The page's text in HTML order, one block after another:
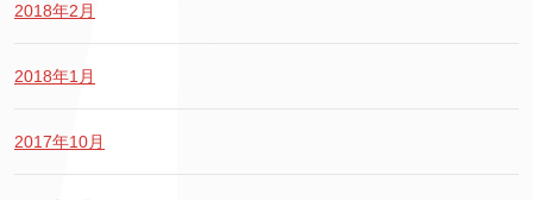
2018年2月
2018年1月
2017年10月